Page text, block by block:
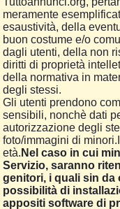
meramente
esaustività, della
buon costume e/o
dagli utenti, della non
diritti di proprietà
della normativa in
degli stessi.
Gli utenti prendono
sensibili, nonchè dati
autorizzazione degli
foto/immagini di
età. Nel caso in cui
Servizio, saranno
genitori, i quali sin da
possibilità di
appositi software di